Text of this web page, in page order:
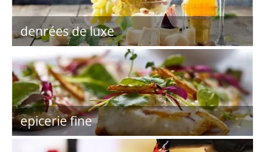
denrées de luxe
epicerie fine